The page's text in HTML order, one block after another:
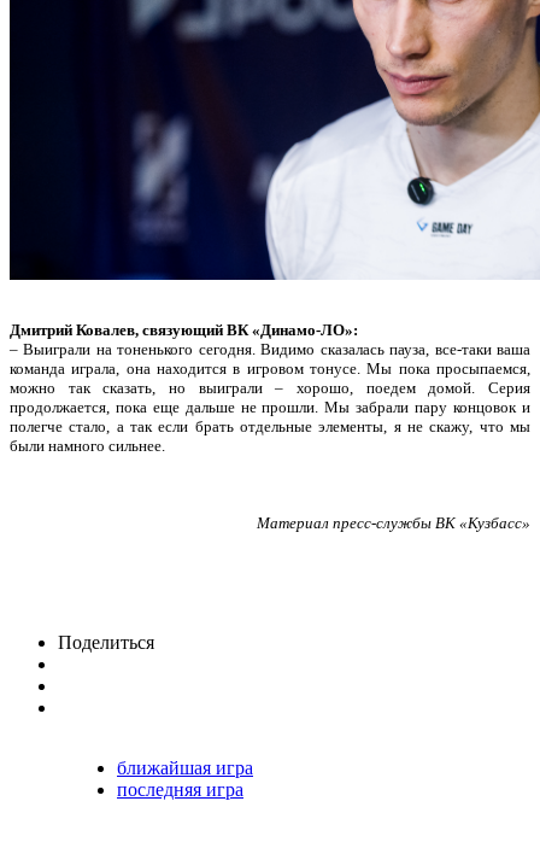
Дмитрий Ковалев, связующий ВК «Динамо-ЛО»:
– Выиграли на тоненького сегодня. Видимо сказалась пауза, все-таки ваша
команда играла, она находится в игровом тонусе. Мы пока просыпаемся,
можно так сказать, но выиграли – хорошо, поедем домой. Серия
продолжается, пока еще дальше не прошли. Мы забрали пару концовок и
полегче стало, а так если брать отдельные элементы, я не скажу, что мы
были намного сильнее.
Материал пресс-службы ВК «Кузбасс»
Поделиться
ближайшая игра
последняя игра